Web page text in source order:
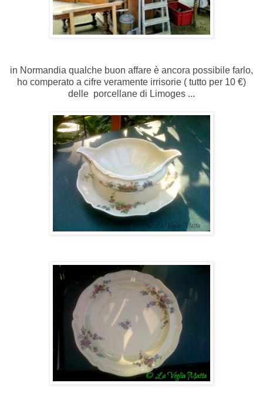
in Normandia qualche buon affare è ancora possibile farlo,
ho comperato a cifre veramente irrisorie ( tutto per 10 €)
delle porcellane di Limoges ...